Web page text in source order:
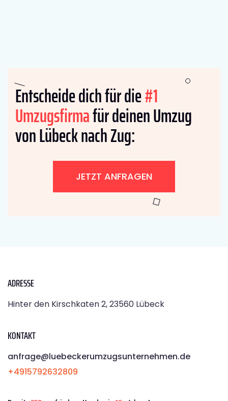
Entscheide dich für die#1
Umzugsfirmafür deinen Umzug
von Lübeck nach Zug:
JETZT ANFRAGEN
ADRESSE
Hinter den Kirschkaten 2, 23560 Lübeck
KONTAKT
anfrage@luebeckerumzugsunternehmen.de
+4915792632809